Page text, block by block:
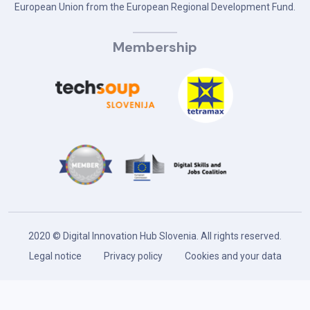
European Union from the European Regional Development Fund.
Membership
2020 © Digital Innovation Hub Slovenia. All rights reserved.
Legal notice
Privacy policy Cookies and your data